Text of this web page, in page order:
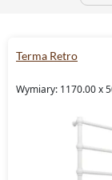
Terma Retro
Wymiary: 1170.00 x